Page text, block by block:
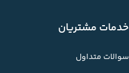
خدمات مشتریان
سوالات متداول